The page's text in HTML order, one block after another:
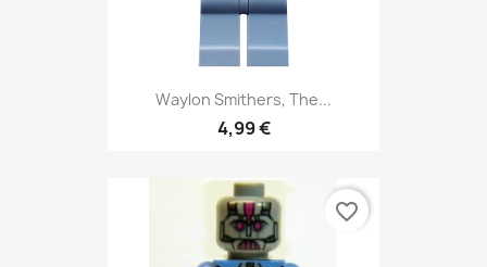
Waylon Smithers, The...
4,99 €
favorite_border